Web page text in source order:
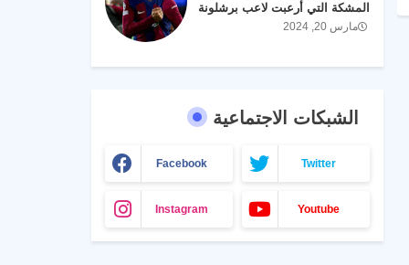
المشكة التي أرعبت لاعب برشلونة
جواو كانسيلو
مارس 20, 2024
الشبكات الاجتماعية
Facebook Twitter
Instagram Youtube